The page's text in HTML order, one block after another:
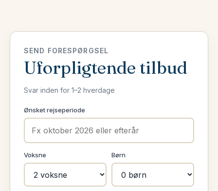
SEND FORESPØRGSEL
Uforpligtende tilbud
Svar inden for 1–2 hverdage
Ønsket rejseperiode
Voksne Børn